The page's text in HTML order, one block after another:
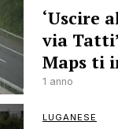
‘Uscire
via
Maps ti
1 anno
LUGANESE